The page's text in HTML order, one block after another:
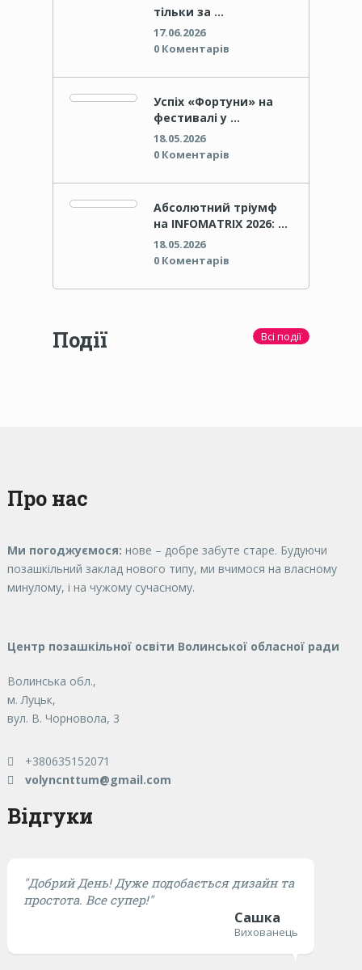
тільки за …
17.06.2026
0 Коментарів
Успіх «Фортуни» на
фестивалі у …
18.05.2026
0 Коментарів
Абсолютний тріумф
на INFOMATRIX 2026: …
18.05.2026
0 Коментарів
Події Всі події
Про нас
Ми погоджуємося: нове – добре забуте старе. Будуючи
позашкільний заклад нового типу, ми вчимося на власному
минулому, і на чужому сучасному.
Центр позашкільної освіти Волинської обласної ради
Волинська обл.,
м. Луцьк,
вул. В. Чорновола, 3
+380635152071
volyncnttum@gmail.com
Відгуки
"Добрий День! Дуже подобається дизайн та
простота. Все супер!"
Сашка
Вихованець